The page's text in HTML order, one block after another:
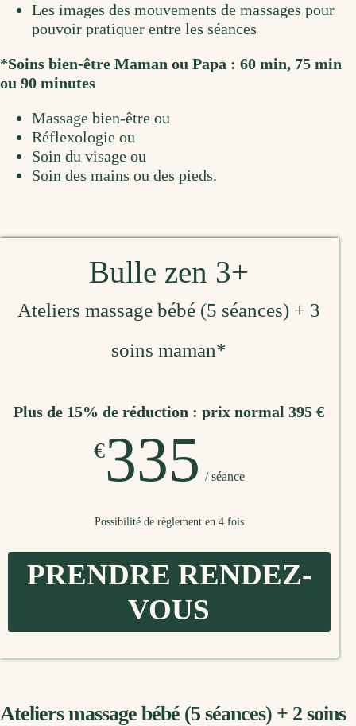
Les images des mouvements de massages pour
pouvoir pratiquer entre les séances
*Soins bien-être Maman ou Papa : 60 min, 75 min
ou 90 minutes
Massage bien-être ou
Réflexologie ou
Soin du visage ou
Soin des mains ou des pieds.
Bulle zen 3+
Ateliers massage bébé (5 séances) + 3
soins maman*
Plus de 15% de réduction : prix normal 395 €
€335 / séance
Possibilité de règlement en 4 fois
PRENDRE RENDEZ-
VOUS
Ateliers massage bébé (5 séances) + 2 soins